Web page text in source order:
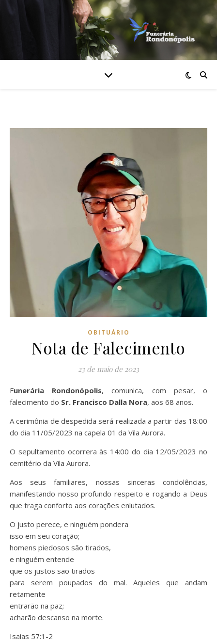
OBITUÁRIO
Nota de Falecimento
23 de maio de 2023
Funerária Rondonópolis, comunica, com pesar, o
falecimento do Sr. Francisco Dalla Nora, aos 68 anos.
A cerimônia de despedida será realizada a partir das 18:00
do dia 11/05/2023 na capela 01 da Vila Aurora.
O sepultamento ocorrera às 14:00 do dia 12/05/2023 no
cemitério da Vila Aurora.
Aos seus familiares, nossas sinceras condolências,
manifestando nosso profundo respeito e rogando a Deus
que traga conforto aos corações enlutados.
O justo perece, e ninguém pondera
isso em seu coração;
homens piedosos são tirados,
e ninguém entende
que os justos são tirados
para serem poupados do mal. Aqueles que andam
retamente
entrarão na paz;
acharão descanso na morte.
Isaías 57:1-2